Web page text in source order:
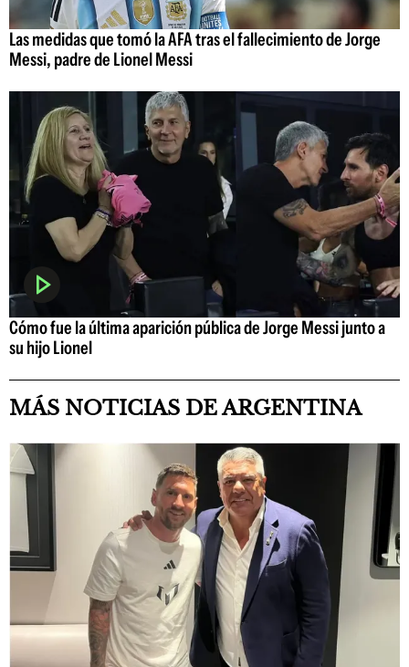
Las medidas que tomó la AFA tras el fallecimiento de Jorge
Messi, padre de Lionel Messi
Cómo fue la última aparición pública de Jorge Messi junto a
su hijo Lionel
MÁS NOTICIAS DE ARGENTINA